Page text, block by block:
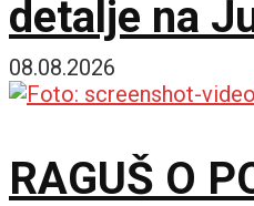
detalje na
08.08.2026
RAGUŠ O